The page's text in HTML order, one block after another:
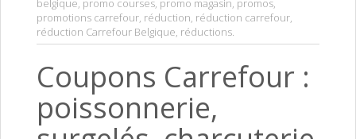
belgique, promo courses, promo magasin, promos,
promotions carrefour, réduction, réduction carrefour,
réduction Carrefour Belgique, réductions.
Coupons Carrefour :
poissonnerie,